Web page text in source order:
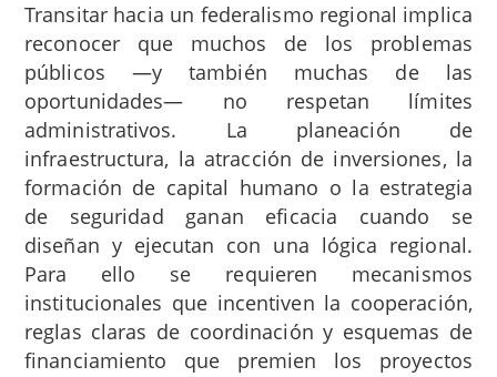
Transitar hacia un federalismo regional implica
reconocer que muchos de los problemas
públicos —y también muchas de las
oportunidades— no respetan límites
administrativos. La planeación de
infraestructura, la atracción de inversiones, la
formación de capital humano o la estrategia
de seguridad ganan eficacia cuando se
diseñan y ejecutan con una lógica regional.
Para ello se requieren mecanismos
institucionales que incentiven la cooperación,
reglas claras de coordinación y esquemas de
financiamiento que premien los proyectos